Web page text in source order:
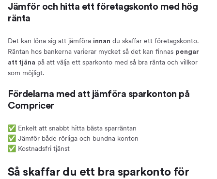
Jämför och hitta ett företagskonto med hög
ränta
Det kan löna sig att jämföra innan du skaffar ett företagskonto.
Räntan hos bankerna varierar mycket så det kan finnas pengar
att tjäna på att välja ett sparkonto med så bra ränta och villkor
som möjligt.
Fördelarna med att jämföra sparkonton på
Compricer
✅ Enkelt att snabbt hitta bästa sparräntan
✅ Jämför både rörliga och bundna konton
✅ Kostnadsfri tjänst
Så skaffar du ett bra sparkonto för